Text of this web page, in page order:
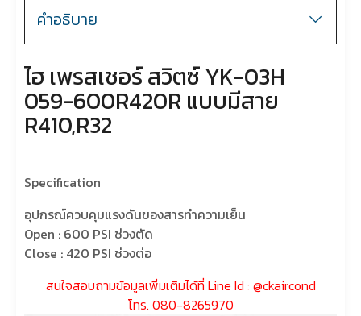
คำอธิบาย
ไฮ เพรสเชอร์ สวิตซ์ YK-03H
059-600R420R แบบมีสาย
R410,R32
Specification
อุปกรณ์ควบคุมแรงดันของสารทำความเย็น
Open : 600 PSI ช่วงตัด
Close : 420 PSI ช่วงต่อ
สนใจสอบถามข้อมูลเพิ่มเติมได้ที่ Line Id : @ckaircond
โทร. 080-8265970